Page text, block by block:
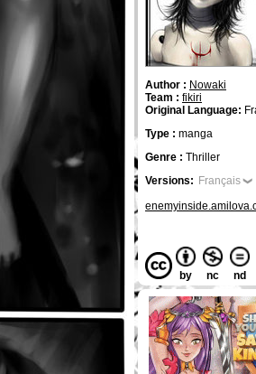
Author : Nowaki
Team : fikiri
Original Language:
Type : manga
Genre : Thriller
Versions: Français
by nc nd